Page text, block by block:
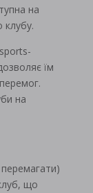
на
клубу.
їм
на
що